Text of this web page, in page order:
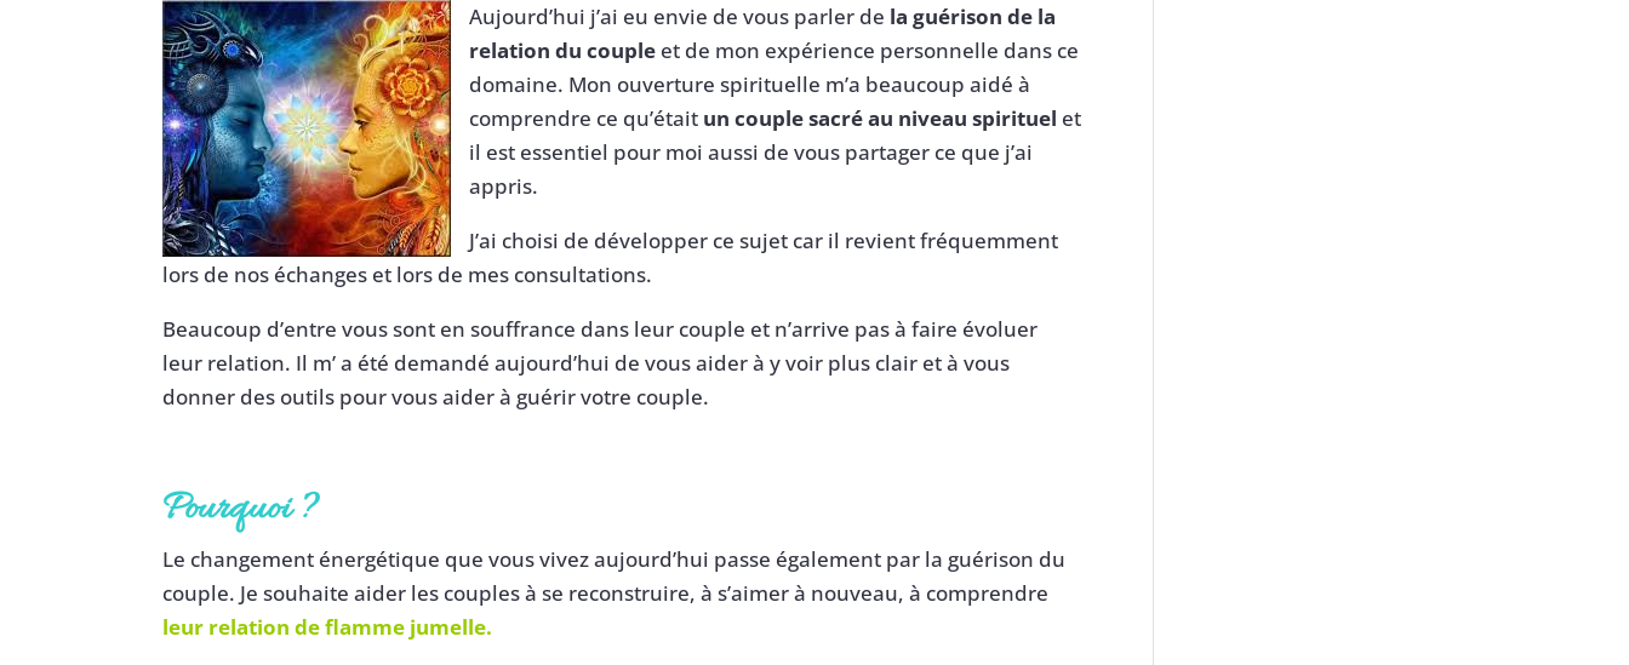
Aujourd’hui j’ai eu envie de vous parler de la guérison de la
relation du couple et de mon expérience personnelle dans ce
domaine. Mon ouverture spirituelle m’a beaucoup aidé à
comprendre ce qu’était un couple sacré au niveau spirituel et
il est essentiel pour moi aussi de vous partager ce que j’ai
appris.
J’ai choisi de développer ce sujet car il revient fréquemment
lors de nos échanges et lors de mes consultations.
Beaucoup d’entre vous sont en souffrance dans leur couple et n’arrive pas à faire évoluer
leur relation. Il m’ a été demandé aujourd’hui de vous aider à y voir plus clair et à vous
donner des outils pour vous aider à guérir votre couple.
Pourquoi ?
Le changement énergétique que vous vivez aujourd’hui passe également par la guérison du
couple. Je souhaite aider les couples à se reconstruire, à s’aimer à nouveau, à comprendre
leur relation de flamme jumelle.